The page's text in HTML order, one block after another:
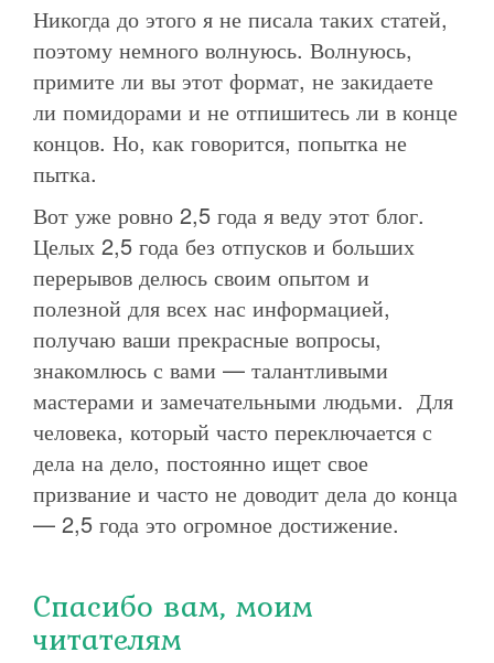
Никогда до этого я не писала таких статей,
поэтому немного волнуюсь. Волнуюсь,
примите ли вы этот формат, не закидаете
ли помидорами и не отпишитесь ли в конце
концов. Но, как говорится, попытка не
пытка.
Вот уже ровно 2,5 года я веду этот блог.
Целых 2,5 года без отпусков и больших
перерывов делюсь своим опытом и
полезной для всех нас информацией,
получаю ваши прекрасные вопросы,
знакомлюсь с вами — талантливыми
мастерами и замечательными людьми. Для
человека, который часто переключается с
дела на дело, постоянно ищет свое
призвание и часто не доводит дела до конца
— 2,5 года это огромное достижение.
Спасибо вам, моим
читателям